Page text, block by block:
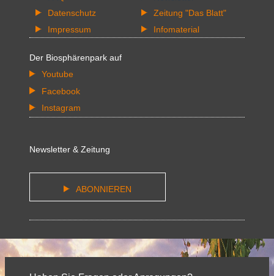
Datenschutz
Impressum
Zeitung "Das Blatt"
Infomaterial
Der Biosphärenpark auf
Youtube
Facebook
Instagram
Newsletter & Zeitung
ABONNIEREN